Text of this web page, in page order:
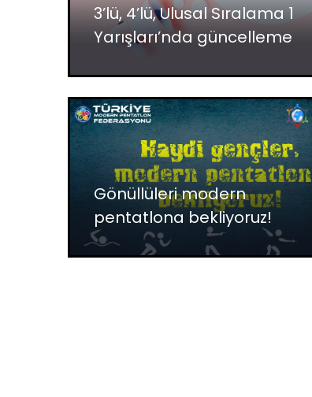
3’lü, 4’lü, Ulusal Sıralama 1
Yarışları’nda güncelleme
Gönüllüleri modern
pentatlona bekliyoruz!